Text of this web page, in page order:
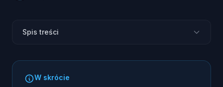
Spis treści
Czym są zarządzane zimne telefony z AI (done-for-
you)?
W skrócie